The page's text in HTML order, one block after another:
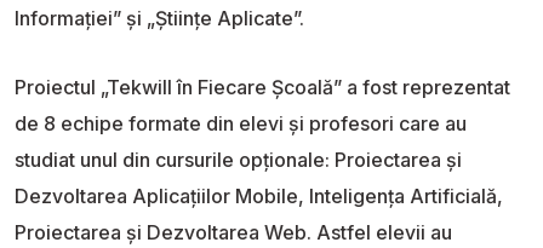
Informației” și „Științe Aplicate”.
Proiectul „Tekwill în Fiecare Școală” a fost reprezentat
de 8 echipe formate din elevi și profesori care au
studiat unul din cursurile opționale: Proiectarea și
Dezvoltarea Aplicațiilor Mobile, Inteligența Artificială,
Proiectarea și Dezvoltarea Web. Astfel elevii au